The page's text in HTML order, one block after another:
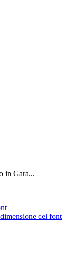
in Gara...
del font